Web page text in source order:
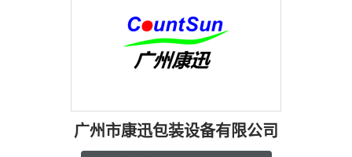
广州市康迅包装设备有限公司